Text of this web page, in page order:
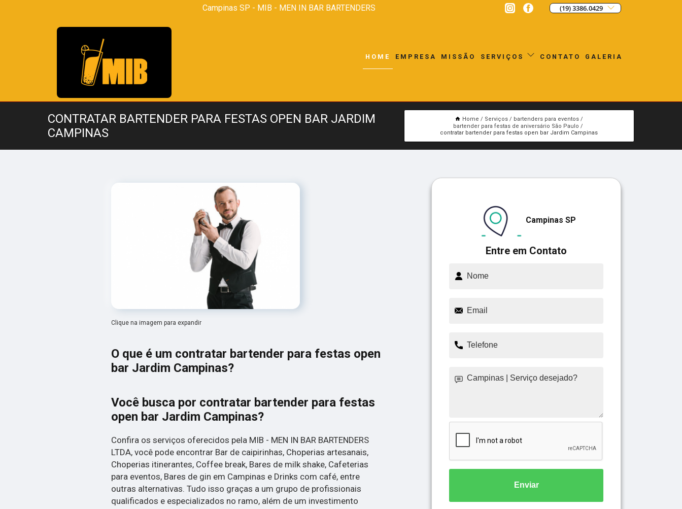
Campinas SP - MIB - MEN IN BAR BARTENDERS (19) 3386.0429
HOME EMPRESA MISSÃO SERVIÇOS CONTATO GALERIA
CONTRATAR BARTENDER PARA FESTAS OPEN BAR JARDIM
CAMPINAS
Home Serviços
bartenders para eventos
bartender para festas de aniversário São Paulo
contratar bartender para festas open bar Jardim Campinas
Clique na imagem para expandir
O que é um contratar bartender para festas open
bar Jardim Campinas?
Você busca por contratar bartender para festas
open bar Jardim Campinas?
Confira os serviços oferecidos pela MIB - MEN IN BAR BARTENDERS
LTDA, você pode encontrar Bar de caipirinhas, Choperias artesanais,
Choperias itinerantes, Coffee break, Bares de milk shake, Cafeterias
para eventos, Bares de gin em Campinas e Drinks com café, entre
outras alternativas. Tudo isso graças a um grupo de profissionais
qualificados e especializados no ramo, além de um investimento
Entre em Contato
Campinas SP
Enviar